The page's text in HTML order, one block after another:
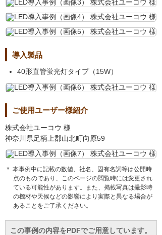
導入製品
40形直管蛍光灯タイプ（15W）
ご使用ユーザー様紹介
株式会社ユーコウ 様
神奈川県足柄上郡山北町向原59
＊ 本事例中に記載の数値、社名、固有名詞等は公開時
点のものであり、このページの閲覧時には変更され
ている可能性があります。また、掲載写真は撮影時
の機材や天候などの影響により実際と異なる場合が
あることをご了承ください。
この事例の内容をPDFでご用意しています。